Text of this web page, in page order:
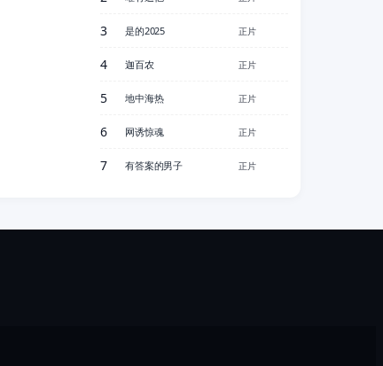
3 是的2025 正片
4 迦百农 正片
5 地中海热 正片
6 网诱惊魂 正片
7 有答案的男子 正片